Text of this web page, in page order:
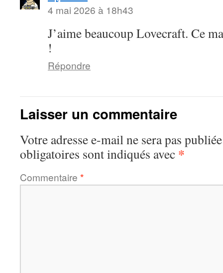
4 mai 2026 à 18h43
J’aime beaucoup Lovecraft. Ce
!
Répondre
Laisser un commentaire
Votre adresse e-mail ne sera pas
obligatoires sont indiqués avec *
Commentaire *